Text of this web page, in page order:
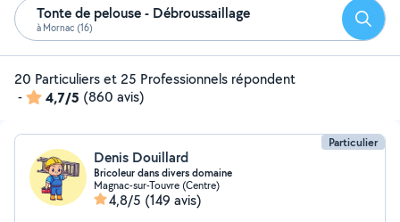
Tonte de pelouse - Débroussaillage
à Mornac (16)
20 Particuliers et 25 Professionnels répondent
-
4,7/5 (860 avis)
Particulier
Denis Douillard
Bricoleur dans divers domaine
Magnac-sur-Touvre (Centre)
4,8/5 (149 avis)